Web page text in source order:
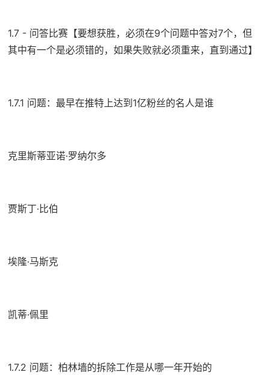
1.7 - 问答比赛【要想获胜，必须在9个问题中答对7个，但
其中有一个是必须错的，如果失败就必须重来，直到通过】
1.7.1 问题：最早在推特上达到1亿粉丝的名人是谁
克里斯蒂亚诺·罗纳尔多
贾斯丁·比伯
埃隆·马斯克
凯蒂·佩里
1.7.2 问题：柏林墙的拆除工作是从哪一年开始的